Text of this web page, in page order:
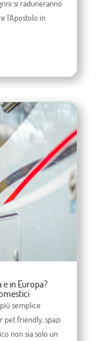
si raduneranno
l'Apostolo in
e in Europa?
semplice
pet friendly, spazi
non sia solo un